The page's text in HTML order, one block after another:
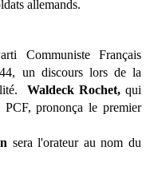
allemands.
Communiste Français
un discours lors de la
Waldeck Rochet, qui
prononça le premier
sera l'orateur au nom du